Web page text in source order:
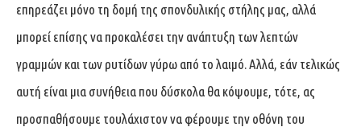
επηρεάζει μόνο τη δομή της σπονδυλικής στήλης μας, αλλά
μπορεί επίσης να προκαλέσει την ανάπτυξη των λεπτών
γραμμών και των ρυτίδων γύρω από το λαιμό. Αλλά, εάν τελικώς
αυτή είναι μια συνήθεια που δύσκολα θα κόψουμε, τότε, ας
προσπαθήσουμε τουλάχιστον να φέρουμε την οθόνη του